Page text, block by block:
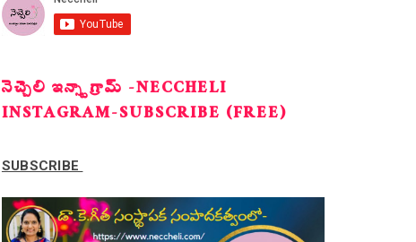
నెచ్చెలి ఇన్స్టాగ్రామ్ -NECCHELI
INSTAGRAM-SUBSCRIBE (FREE)
SUBSCRIBE